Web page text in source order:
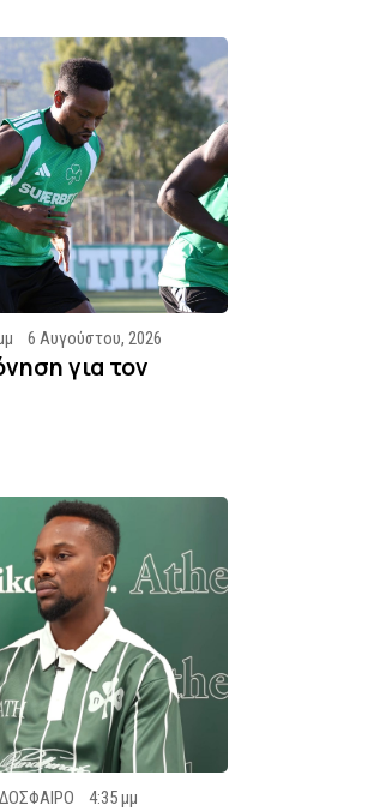
6 Αυγούστου, 2026
για τον
4:35 μμ